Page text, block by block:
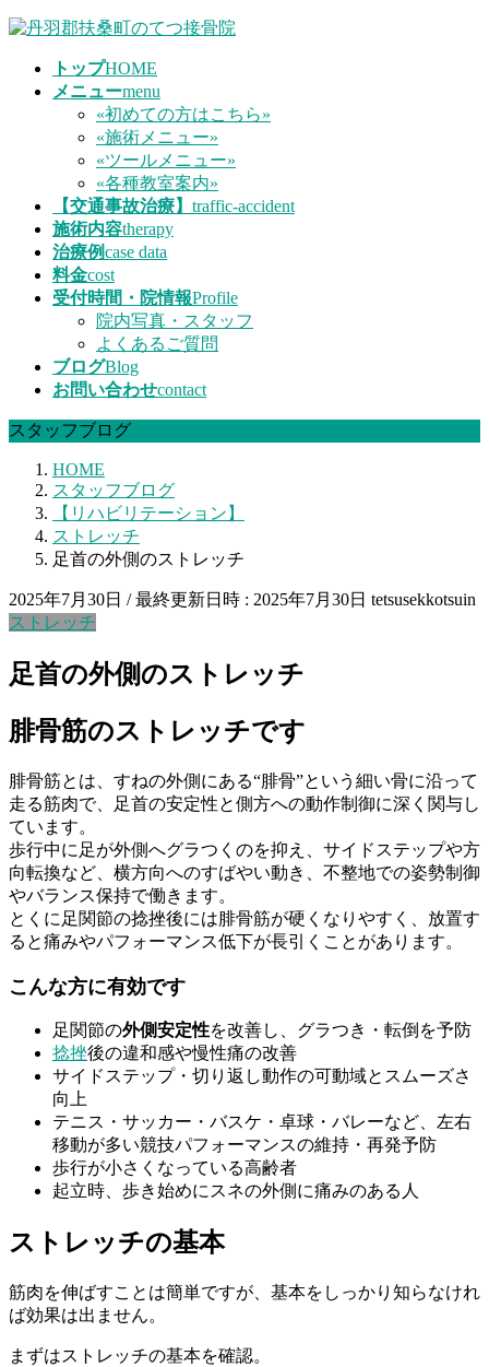
コ
ナ
トップHOME
メニューmenu
«初めての方はこちら»
«施術メニュー»
«ツールメニュー»
«各種教室案内»
【交通事故治療】 traffic-accident
施術内容therapy
治療例case data
料金cost
受付時間・院情報Profile
院内写真・スタッフ
よくあるご質問
ブログBlog
お問い合わせcontact
スタッフブログ
HOME
スタッフブログ
【リハビリテーション】
ストレッチ
足首の外側のストレッチ
2025年7月30日 / 最終更新日時 : 2025年7月30日 tetsusekkotsuin
ストレッチ
足首の外側のストレッチ
腓骨筋のストレッチです
腓骨筋とは、すねの外側にある“腓骨”という細い骨に沿って
走る筋肉で、足首の安定性と側方への動作制御に深く関与し
ています。
歩行中に足が外側へグラつくのを抑え、サイドステップや方
向転換など、横方向へのすばやい動き、不整地での姿勢制御
やバランス保持で働きます。
とくに足関節の捻挫後には腓骨筋が硬くなりやすく、放置す
ると痛みやパフォーマンス低下が長引くことがあります。
こんな方に有効です
足関節の外側安定性を改善し、グラつき・転倒を予防
捻挫後の違和感や慢性痛の改善
サイドステップ・切り返し動作の可動域とスムーズさ
向上
テニス・サッカー・バスケ・卓球・バレーなど、左右
移動が多い競技パフォーマンスの維持・再発予防
歩行が小さくなっている高齢者
起立時、歩き始めにスネの外側に痛みのある人
ストレッチの基本
筋肉を伸ばすことは簡単ですが、基本をしっかり知らなけれ
ば効果は出ません。
まずはストレッチの基本を確認。